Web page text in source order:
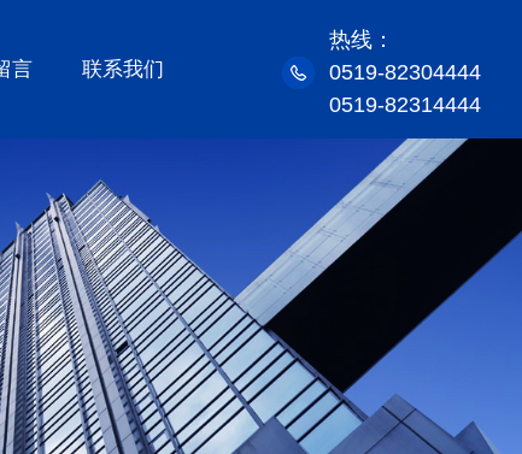
言 联系我们
热线：
0519-82304444
0519-82314444